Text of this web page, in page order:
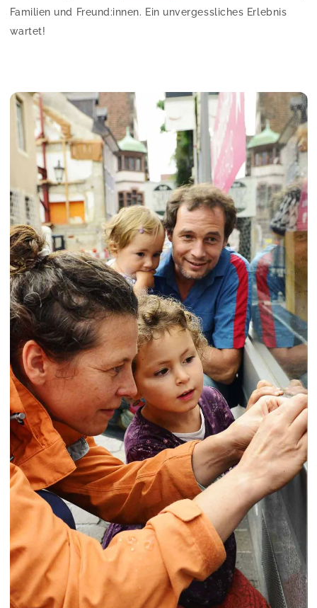
Familien und Freund:innen. Ein unvergessliches Erlebnis
wartet!